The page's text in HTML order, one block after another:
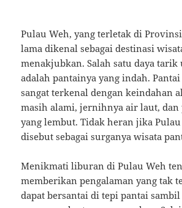
Pulau Weh, yang terletak di
lama dikenal sebagai destinasi
menakjubkan. Salah satu daya tarik
adalah pantainya yang indah.
sangat terkenal dengan keindahan
masih alami, jernihnya air laut,
yang lembut. Tidak heran jika
disebut sebagai surganya wisata
Menikmati liburan di Pulau Weh
memberikan pengalaman yang tak
dapat bersantai di tepi pantai